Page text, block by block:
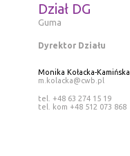
Dział DG
Guma
Dyrektor Działu
Monika Kołacka-Kamińska
m.kolacka@cwb.pl
tel. +48 63 274 15 19
tel. kom +48 512 073 868